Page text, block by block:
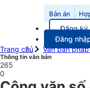
Bản án
Đăng ký
Đăng
Trang chủ
Văn bản
Thông tin văn bản
265
0